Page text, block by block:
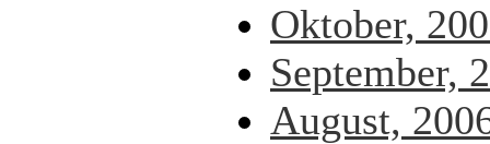
Oktober,
September,
August,